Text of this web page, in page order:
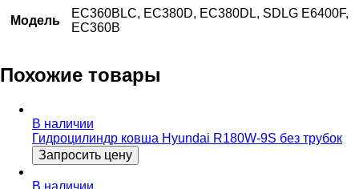
Модель
EC360BLC, EC380D, EC380DL, SDLG E6400F,
EC360B
Похожие товары
В наличии
Гидроцилиндр ковша Hyundai R180W-9S без трубок
Запросить цену